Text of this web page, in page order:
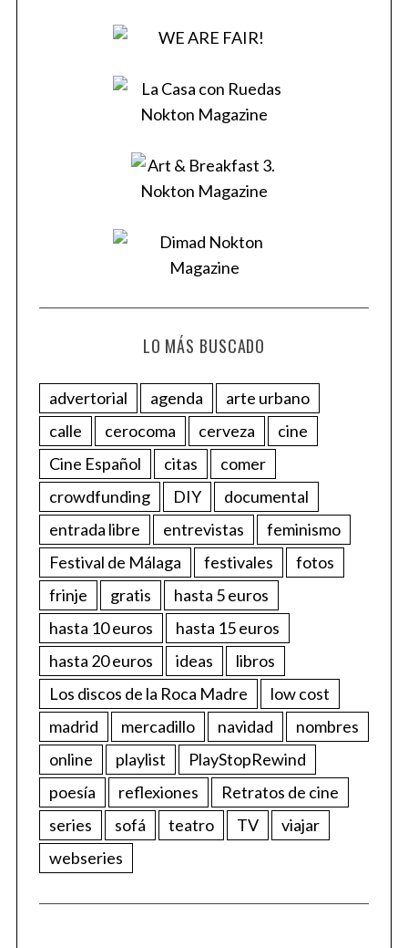
LO MÁS BUSCADO
advertorial agenda
arte urbano
calle
cerocoma cerveza
cine
Cine Español
citas
comer
crowdfunding
DIY
documental
entrada libre
entrevistas
feminismo
Festival de Málaga
festivales
fotos
frinje
gratis
hasta 5 euros
hasta 10 euros
hasta 15 euros
hasta 20 euros
ideas
libros
Los discos de la Roca Madre
low cost
madrid
mercadillo navidad
nombres
online
playlist
PlayStopRewind
poesía
reflexiones
Retratos de cine
series
sofá teatro TV
viajar
webseries